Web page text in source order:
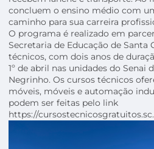
concluem o ensino médio com
caminho para sua carreira
O programa é realizado em
Secretaria de Educação de Santa
técnicos, com dois anos de
1º de abril nas unidades do Senai
Negrinho. Os cursos técnicos
móveis, móveis e automação
podem ser feitas pelo link
https://